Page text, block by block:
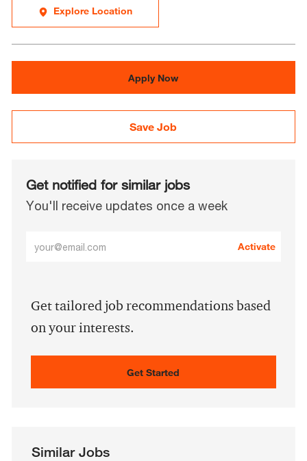
Explore Location
Apply Now
Save Job
Get notified for similar jobs
You'll receive updates once a week
(Required)
Activate
Get tailored job recommendations based
on your interests.
Get Started
Similar Jobs